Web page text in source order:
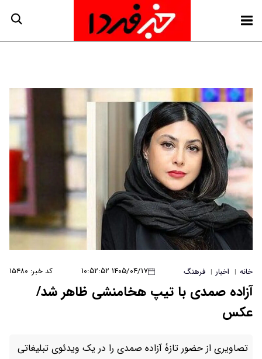
خانه | اخبار | فرهنگ ۱۴۰۵/۰۴/۱۷ ۱۰:۵۲:۵۲ کد خبر: ۱۵۴۸۰
آزاده صمدی با تیپ هخامنشی ظاهر شد/
عکس
تصاویری از حضور تازۀ آزاده صمدی را در یک ویدئوی تبلیغاتی